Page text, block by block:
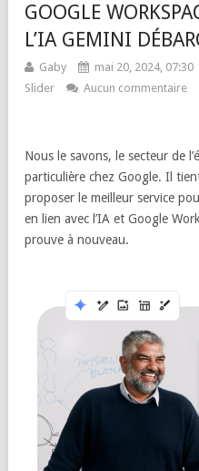
GOOGLE
L’IA GEMINI
Gaby mai 20, 2024, 07:30
Slider
Aucun commentaire
Nous le savons, le secteur de
particulière chez Google. Il
proposer le meilleur service
en lien avec l’IA et Google
prouve à nouveau.